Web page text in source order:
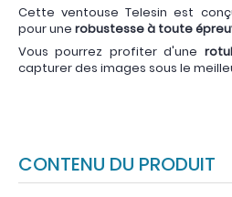
Cette ventouse Telesin est
pour une robustesse à toute
Vous pourrez profiter d'une
capturer des images sous le
CONTENU DU PRODUIT